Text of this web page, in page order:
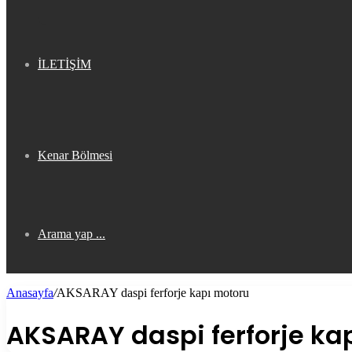
İLETİŞİM
Kenar Bölmesi
Arama yap ...
Anasayfa/AKSARAY daspi ferforje kapı motoru
AKSARAY daspi ferforje